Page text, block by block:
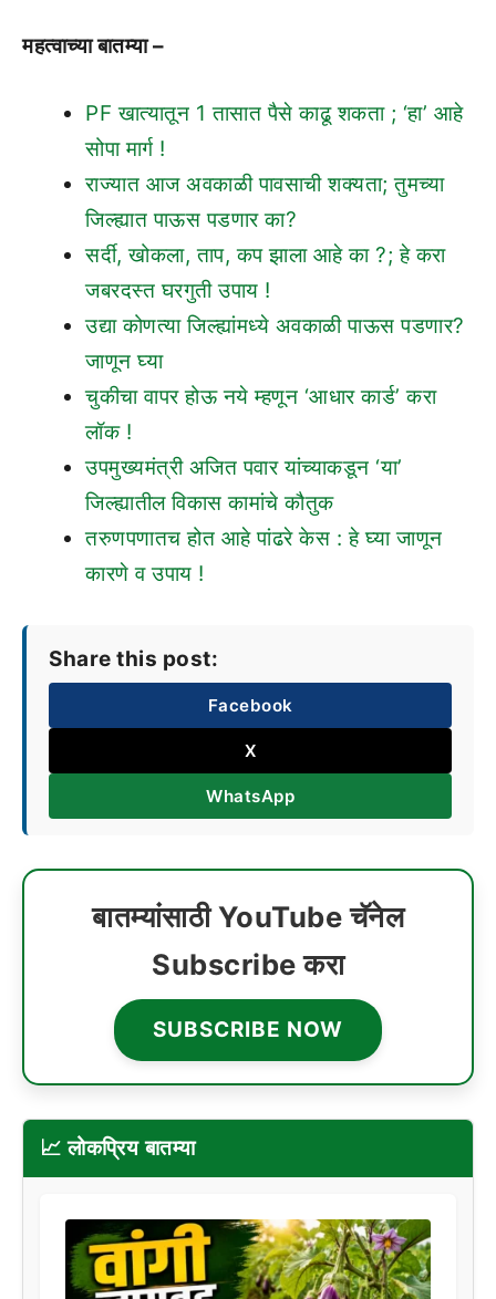
महत्वाच्या बातम्या –
PF खात्यातून 1 तासात पैसे काढू शकता ; ‘हा’ आहे
सोपा मार्ग !
राज्यात आज अवकाळी पावसाची शक्यता; तुमच्या
जिल्ह्यात पाऊस पडणार का?
सर्दी, खोकला, ताप, कप झाला आहे का ?; हे करा
जबरदस्त घरगुती उपाय !
उद्या कोणत्या जिल्ह्यांमध्ये अवकाळी पाऊस पडणार?
जाणून घ्या
चुकीचा वापर होऊ नये म्हणून ‘आधार कार्ड’ करा
लॉक !
उपमुख्यमंत्री अजित पवार यांच्याकडून ‘या’
जिल्ह्यातील विकास कामांचे कौतुक
तरुणपणातच होत आहे पांढरे केस : हे घ्या जाणून
कारणे व उपाय !
Share this post:
Facebook
X
WhatsApp
बातम्यांसाठी YouTube चॅनेल
Subscribe करा
SUBSCRIBE NOW
📈 लोकप्रिय बातम्या